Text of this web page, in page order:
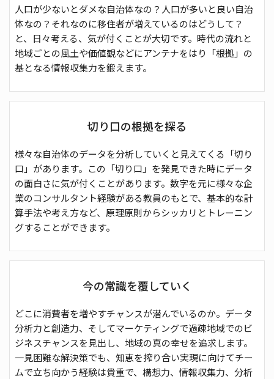
人口が少ないとダメな自治体なの？人口が多いと良い自治
体なの？それなのに移住者が増えているのはどうして？
と、日々考える、気が付くことが大切です。時代の流れと
地域ごとの風土や価値観などにアンテナをはり「根拠」の
基となる情報収集力を鍛えます。
切り口の根拠を探る
様々な自治体のデータを分析していくと見えてくる「切り
口」があります。この「切り口」を発見できた時にデータ
の面白さに気が付くことがあります。数字を元に様々な企
業のコンサルタント経験がある教員のもとで、基本的な計
算手法や考え方など、原理原則からシッカリとトレーニン
グすることができます。
今の常識を覆していく
どこに消費者を増やすチャンスが潜んでいるのか。データ
分析力と創造力、そしてマーケティングで過疎地域でのビ
ジネスチャンスを見出し、地域の真の幸せを追求します。
一見困難な解決策でも、知恵を搾り合い実現に向けてチー
ムで立ち向かう経験は貴重で、構想力、情報収集力、分析